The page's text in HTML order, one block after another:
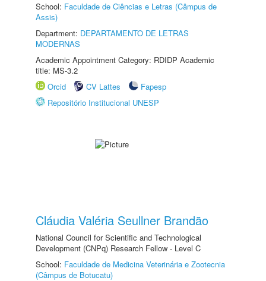
School: Faculdade de Ciências e Letras (Câmpus de
Assis)
Department: DEPARTAMENTO DE LETRAS
MODERNAS
Academic Appointment Category: RDIDP Academic
title: MS-3.2
Orcid
CV Lattes
Fapesp
Repositório Institucional UNESP
Cláudia Valéria Seullner Brandão
National Council for Scientific and Technological
Development (CNPq) Research Fellow - Level C
School: Faculdade de Medicina Veterinária e Zootecnia
(Câmpus de Botucatu)